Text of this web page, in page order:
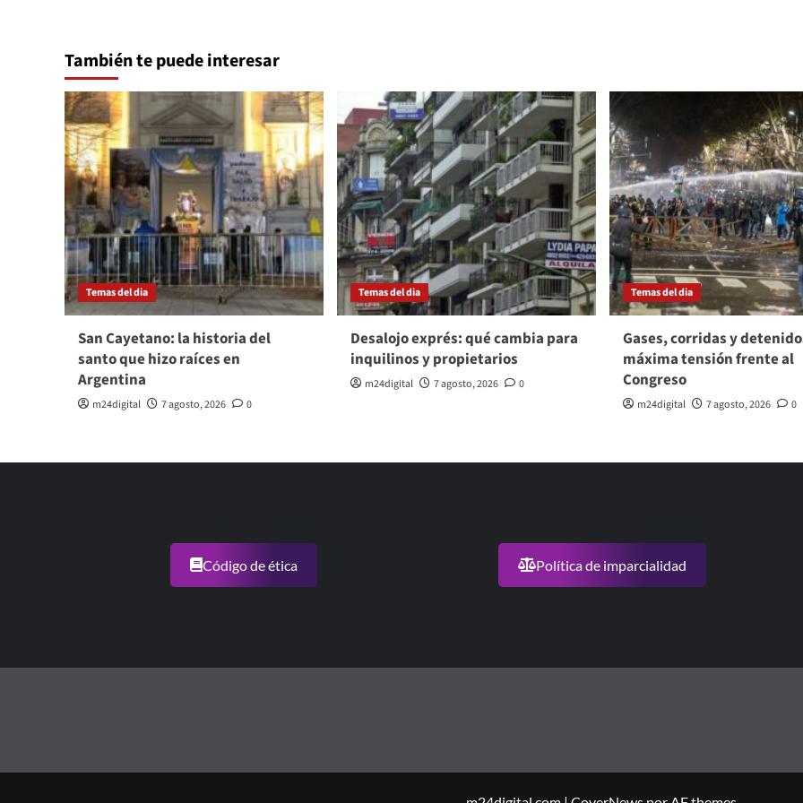
También te puede interesar
Temas del dia
San Cayetano: la historia del
santo que hizo raíces en
Argentina
m24digital 7 agosto, 2026 0
Temas del dia
Desalojo exprés: qué cambia para
inquilinos y propietarios
m24digital 7 agosto, 2026 0
Temas del dia
Gases, corridas y
máxima tensión frente al
Congreso
m24digital 7 agosto, 2026 0
Código de ética Política de imparcialidad